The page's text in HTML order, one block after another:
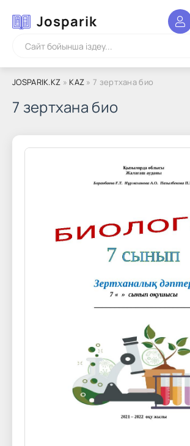
Josparik
JOSPARIK.KZ » KAZ » 7 зертхана био
7 зертхана био